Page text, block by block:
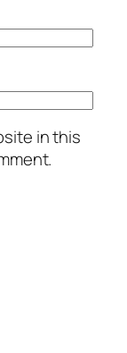
in this